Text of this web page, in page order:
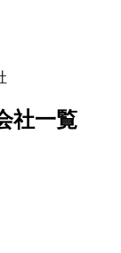
社一覧